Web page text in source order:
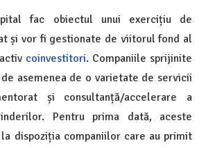
fac obiectul unui exercițiu de
și vor fi gestionate de viitorul fond al
coinvestitori. Companiile sprijinite
de asemenea de o varietate de servicii
și consultanță/accelerare a
Pentru prima dată, aceste
dispoziția companiilor care au primit